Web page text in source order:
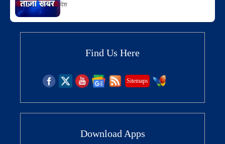
देश
Find Us Here
Sitemaps
Download Apps